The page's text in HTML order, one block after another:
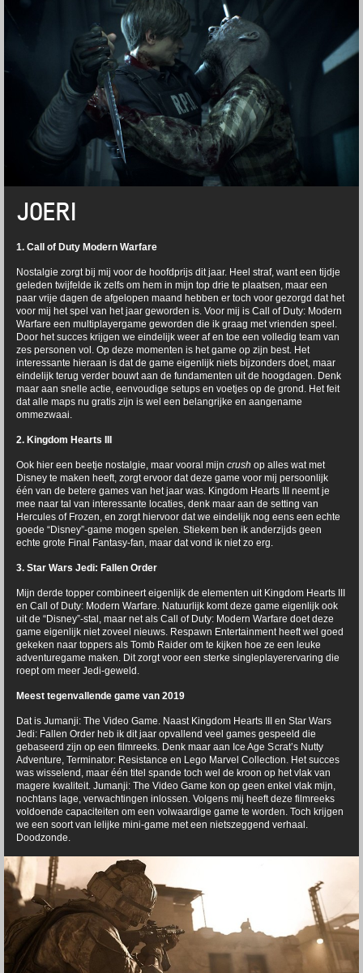
JOERI
1. Call of Duty Modern Warfare
Nostalgie zorgt bij mij voor de hoofdprijs dit jaar. Heel straf, want een tijdje
geleden twijfelde ik zelfs om hem in mijn top drie te plaatsen, maar een
paar vrije dagen de afgelopen maand hebben er toch voor gezorgd dat het
voor mij het spel van het jaar geworden is. Voor mij is Call of Duty: Modern
Warfare een multiplayergame geworden die ik graag met vrienden speel.
Door het succes krijgen we eindelijk weer af en toe een volledig team van
zes personen vol. Op deze momenten is het game op zijn best. Het
interessante hieraan is dat de game eigenlijk niets bijzonders doet, maar
eindelijk terug verder bouwt aan de fundamenten uit de hoogdagen. Denk
maar aan snelle actie, eenvoudige setups en voetjes op de grond. Het feit
dat alle maps nu gratis zijn is wel een belangrijke en aangename
ommezwaai.
2. Kingdom Hearts III
Ook hier een beetje nostalgie, maar vooral mijn crush op alles wat met
Disney te maken heeft, zorgt ervoor dat deze game voor mij persoonlijk
één van de betere games van het jaar was. Kingdom Hearts III neemt je
mee naar tal van interessante locaties, denk maar aan de setting van
Hercules of Frozen, en zorgt hiervoor dat we eindelijk nog eens een echte
goede “Disney”-game mogen spelen. Stiekem ben ik anderzijds geen
echte grote Final Fantasy-fan, maar dat vond ik niet zo erg.
3. Star Wars Jedi: Fallen Order
Mijn derde topper combineert eigenlijk de elementen uit Kingdom Hearts III
en Call of Duty: Modern Warfare. Natuurlijk komt deze game eigenlijk ook
uit de “Disney”-stal, maar net als Call of Duty: Modern Warfare doet deze
game eigenlijk niet zoveel nieuws. Respawn Entertainment heeft wel goed
gekeken naar toppers als Tomb Raider om te kijken hoe ze een leuke
adventuregame maken. Dit zorgt voor een sterke singleplayerervaring die
roept om meer Jedi-geweld.
Meest tegenvallende game van 2019
Dat is Jumanji: The Video Game. Naast Kingdom Hearts III en Star Wars
Jedi: Fallen Order heb ik dit jaar opvallend veel games gespeeld die
gebaseerd zijn op een filmreeks. Denk maar aan Ice Age Scrat’s Nutty
Adventure, Terminator: Resistance en Lego Marvel Collection. Het succes
was wisselend, maar één titel spande toch wel de kroon op het vlak van
magere kwaliteit. Jumanji: The Video Game kon op geen enkel vlak mijn,
nochtans lage, verwachtingen inlossen. Volgens mij heeft deze filmreeks
voldoende capaciteiten om een volwaardige game te worden. Toch krijgen
we een soort van lelijke mini-game met een nietszeggend verhaal.
Doodzonde.